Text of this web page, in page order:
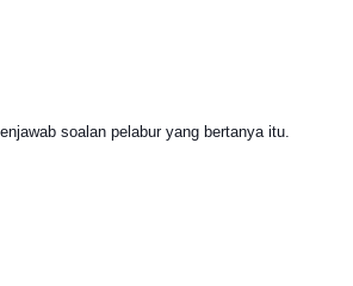
soalan pelabur yang bertanya itu.